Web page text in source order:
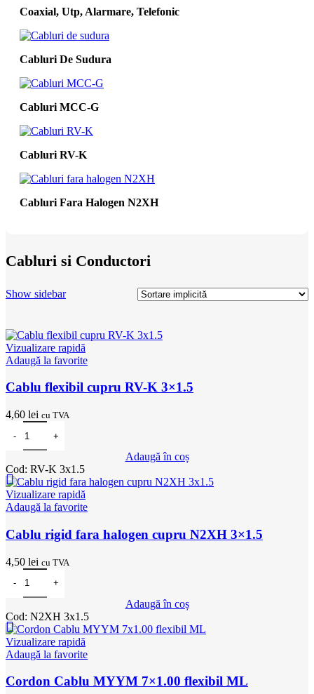
Coaxial, Utp, Alarmare, Telefonic
Cabluri De Sudura
Cabluri MCC-G
Cabluri RV-K
Cabluri Fara Halogen N2XH
Cabluri si Conductori
Show sidebar
Vizualizare rapidă
Adaugă la favorite
Cablu flexibil cupru RV-K 3×1.5
4,60 lei cu TVA
Cantitate Cablu flexibil cupru RV-K 3x1.5
Adaugă în coș
Cod: RV-K 3x1.5
Vizualizare rapidă
Adaugă la favorite
Cablu rigid fara halogen cupru N2XH 3×1.5
4,50 lei cu TVA
Cantitate Cablu rigid fara halogen cupru N2XH 3x1.5
Adaugă în coș
Cod: N2XH 3x1.5
Vizualizare rapidă
Adaugă la favorite
Cordon Cablu MYYM 7×1.00 flexibil ML